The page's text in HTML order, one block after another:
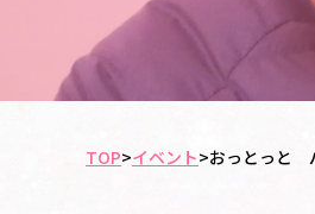
TOP>イベント>おっとっと